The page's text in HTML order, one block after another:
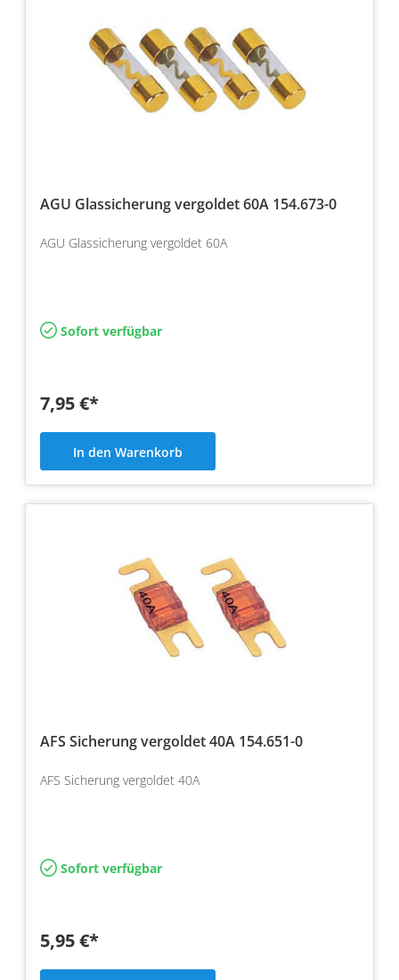
AGU Glassicherung vergoldet 60A 154.673-0
AGU Glassicherung vergoldet 60A
Sofort verfügbar
7,95 €*
In den Warenkorb
AFS Sicherung vergoldet 40A 154.651-0
AFS Sicherung vergoldet 40A
Sofort verfügbar
5,95 €*